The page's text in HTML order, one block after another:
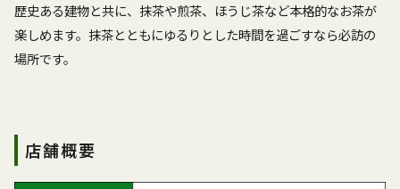
歴史ある建物と共に、抹茶や煎茶、ほうじ茶など本格的なお茶が
楽しめます。抹茶とともにゆるりとした時間を過ごすなら必訪の
場所です。
店舗概要